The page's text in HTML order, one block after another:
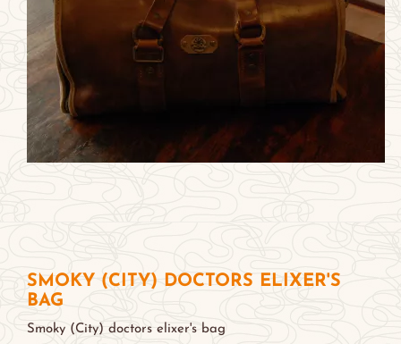
SMOKY (CITY) DOCTORS ELIXER'S
BAG
Smoky (City) doctors elixer's bag